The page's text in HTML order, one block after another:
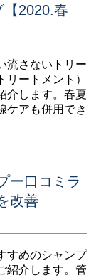
【2020.春
流さないトリー
リートメント）
介します。春夏
ケアも併用でき
ー口コミラ
改善
すめのシャンプ
紹介します。管